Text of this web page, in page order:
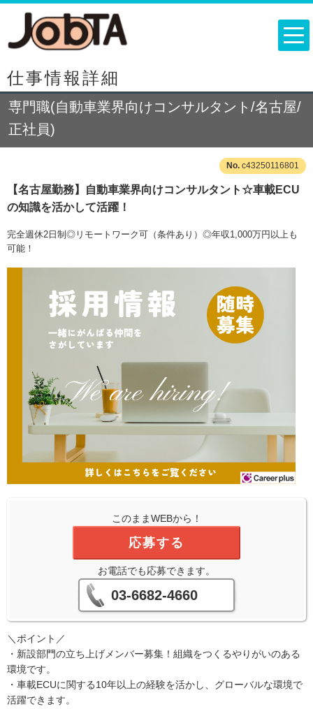
仕事情報詳細
専門職(自動車業界向けコンサルタント/名古屋/
正社員)
c43250116801
【名古屋勤務】自動車業界向けコンサルタント☆車載ECU
の知識を活かして活躍！
完全週休2日制◎リモートワーク可（条件あり）◎年収1,000万円以上も
可能！
このままWEBから！
応募する
お電話でも応募できます。
03-6682-4660
＼ポイント／
・新設部門の立ち上げメンバー募集！組織をつくるやりがいのある
環境です。
・車載ECUに関する10年以上の経験を活かし、グローバルな環境で
活躍できます。